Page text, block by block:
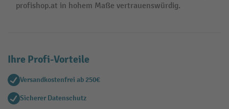
profishop.at in hohem Maße vertrauenswürdig.
Ihre Profi-Vorteile
Versandkostenfrei ab 250€
Sicherer Datenschutz